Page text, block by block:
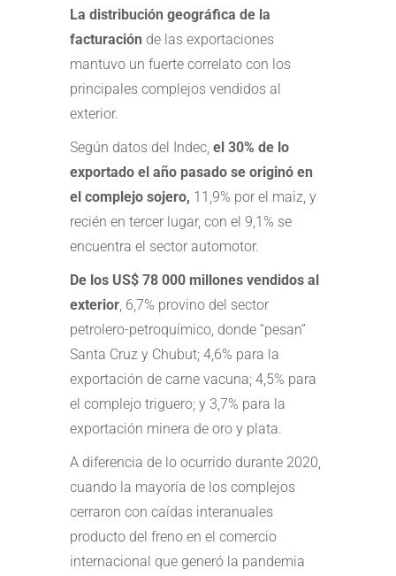
La distribución geográfica de la
facturación de las exportaciones
mantuvo un fuerte correlato con los
principales complejos vendidos al
exterior.
Según datos del Indec, el 30% de lo
exportado el año pasado se originó en
el complejo sojero, 11,9% por el maiz, y
recién en tercer lugar, con el 9,1% se
encuentra el sector automotor.
De los US$ 78 000 millones vendidos al
exterior , 6,7% provino del sector
petrolero-petroquímico, donde “pesan”
Santa Cruz y Chubut; 4,6% para la
exportación de carne vacuna; 4,5% para
el complejo triguero; y 3,7% para la
exportación minera de oro y plata.
A diferencia de lo ocurrido durante 2020,
cuando la mayoría de los complejos
cerraron con caídas interanuales
producto del freno en el comercio
internacional que generó la pandemia